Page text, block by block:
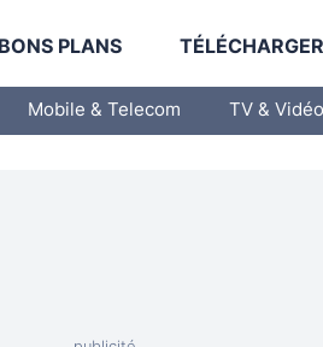
BONS PLANS
Mobile & Telecom TV & Vidéo